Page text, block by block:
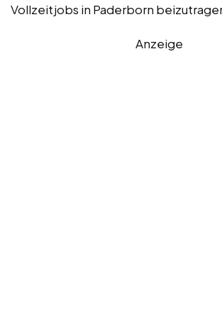
Vollzeitjobs in Paderborn
Anzeige